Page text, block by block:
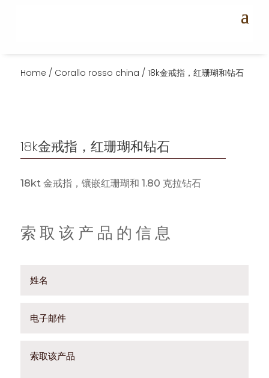
Home / Corallo rosso china / 18k金戒指，红珊瑚和钻石
18k金戒指，红珊瑚和钻石
18kt 金戒指，镶嵌红珊瑚和 1.80 克拉钻石
索取该产品的信息